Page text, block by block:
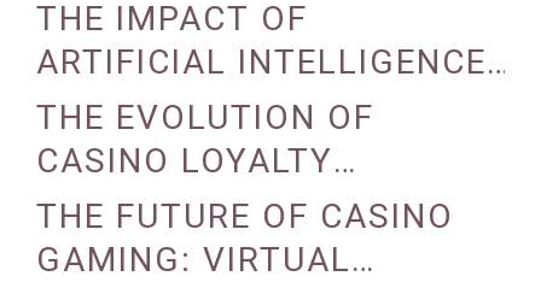
THE IMPACT OF
ARTIFICIAL INTELLIGENCE
ON CASINO OPERATIONS
THE EVOLUTION OF
CASINO LOYALTY
PROGRAMS
THE FUTURE OF CASINO
GAMING: VIRTUAL